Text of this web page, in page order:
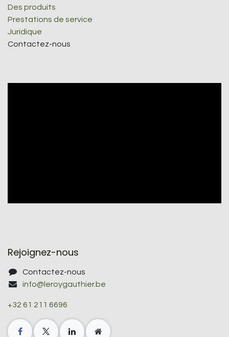
Des produits
Prestations de service
Juridique
Contactez-nous
Rejoignez-nous
Contactez-nous
info@leroygauthier.be
+32 61 211 6696